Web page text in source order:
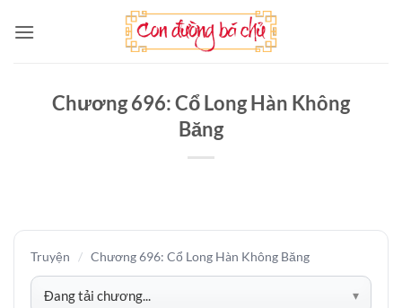
qua
Chương 696: Cổ Long Hàn Không
Băng
Truyện / Chương 696: Cổ Long Hàn Không Băng